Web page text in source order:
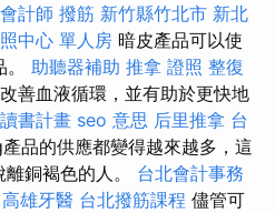
計師 撥筋 新竹縣竹北市 新北
中心 單人房 暗皮產品可以使
助聽器補助 推拿 證照 整復
善血液循環，並有助於更快地
書計畫 seo 意思 后里推拿 台
品的供應都變得越來越多，這
銅褐色的人。 台北會計事務
高雄牙醫 台北撥筋課程 儘管可